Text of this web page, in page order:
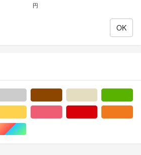
円
ルド/金色系マルチカラー